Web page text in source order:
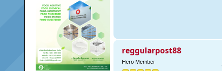
reggularpost88
Hero Member